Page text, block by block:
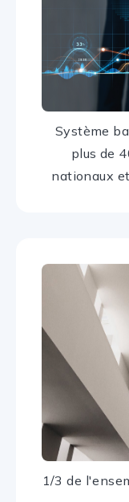
Système
plus de
nationaux
1/3 de